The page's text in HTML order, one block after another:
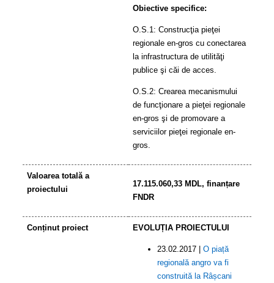
Obiective specifice:
O.S.1: Construcţia pieţei
regionale en-gros cu conectarea
la infrastructura de utilităţi
publice şi căi de acces.
O.S.2: Crearea mecanismului
de funcţionare a pieţei regionale
en-gros şi de promovare a
serviciilor pieţei regionale en-
gros.
Valoarea totală a
proiectului
17.115.060,33 MDL, finanțare
FNDR
Conținut proiect EVOLUȚIA PROIECTULUI
23.02.2017 | O piață
regională angro va fi
construită la Râșcani